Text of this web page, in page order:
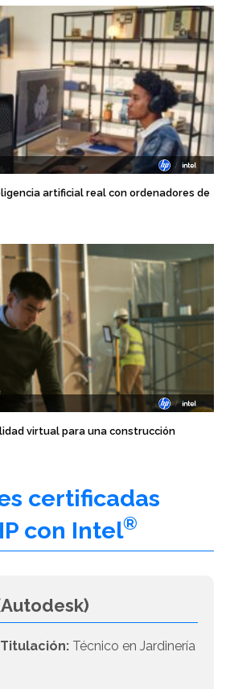
artificial real con ordenadores de
virtual para una construcción
certificadas
con Intel®
Titulación: Técnico en Jardinería